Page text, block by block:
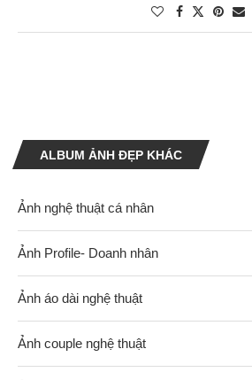
ALBUM ẢNH ĐẸP KHÁC
Ảnh nghệ thuật cá nhân
Ảnh Profile- Doanh nhân
Ảnh áo dài nghệ thuật
Ảnh couple nghệ thuật